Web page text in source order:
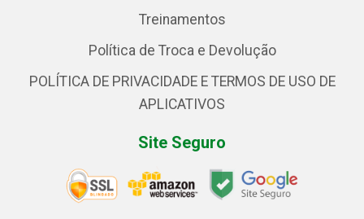
Treinamentos
Política de Troca e Devolução
POLÍTICA DE PRIVACIDADE E TERMOS DE USO DE
APLICATIVOS
Site Seguro